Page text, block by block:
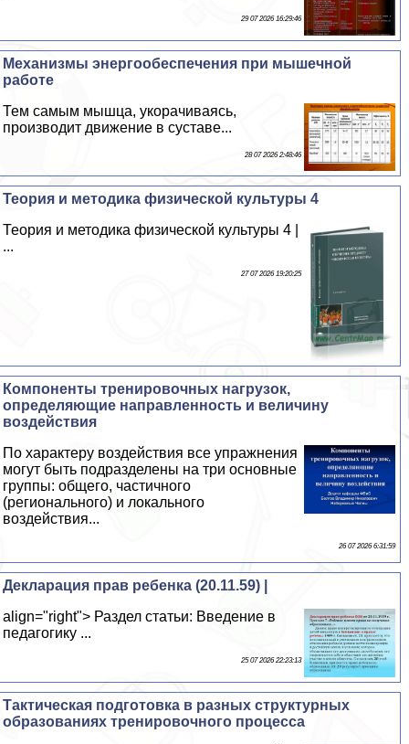
29 07 2026 16:29:46
Механизмы энергообеспечения при мышечной
работе
Тем самым мышца, укорачиваясь,
производит движение в суставе...
28 07 2026 2:48:46
Теория и методика физической культуры 4
Теория и методика физической культуры 4 |
...
27 07 2026 19:20:25
Компоненты тренировочных нагрузок,
определяющие направленность и величину
воздействия
По хаpaктеру воздействия все упражнения
могут быть подразделены на три основные
группы: общего, частичного
(регионального) и локального
воздействия...
26 07 2026 6:31:59
Декларация прав ребенка (20.11.59) |
align="right"> Раздел статьи: Введение в
педагогику ...
25 07 2026 22:23:13
Тактическая подготовка в разных структурных
образованиях тренировочного процесса